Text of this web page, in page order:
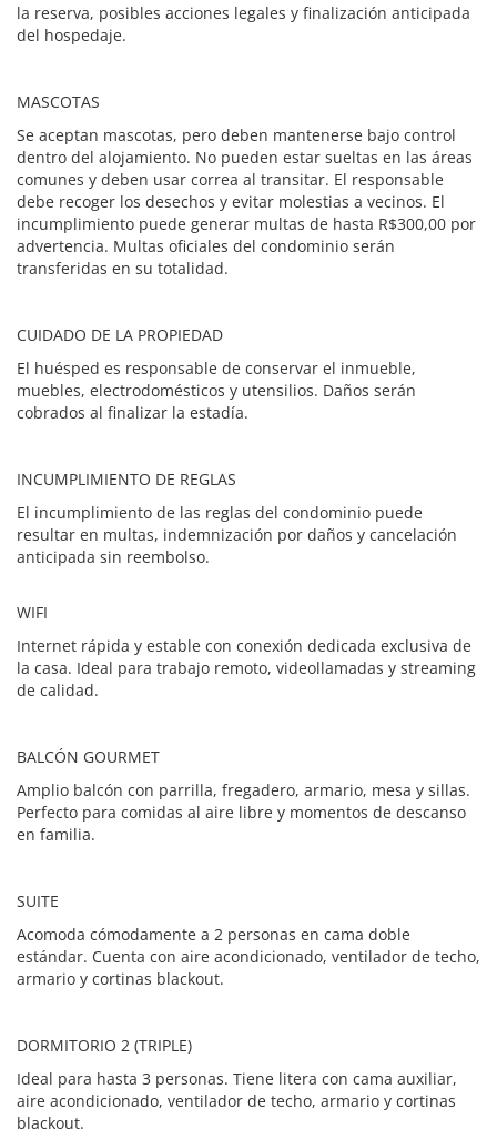
la reserva, posibles acciones legales y finalización anticipada
del hospedaje.
MASCOTAS
Se aceptan mascotas, pero deben mantenerse bajo control
dentro del alojamiento. No pueden estar sueltas en las áreas
comunes y deben usar correa al transitar. El responsable
debe recoger los desechos y evitar molestias a vecinos. El
incumplimiento puede generar multas de hasta R$300,00 por
advertencia. Multas oficiales del condominio serán
transferidas en su totalidad.
CUIDADO DE LA PROPIEDAD
El huésped es responsable de conservar el inmueble,
muebles, electrodomésticos y utensilios. Daños serán
cobrados al finalizar la estadía.
INCUMPLIMIENTO DE REGLAS
El incumplimiento de las reglas del condominio puede
resultar en multas, indemnización por daños y cancelación
anticipada sin reembolso.
WIFI
Internet rápida y estable con conexión dedicada exclusiva de
la casa. Ideal para trabajo remoto, videollamadas y streaming
de calidad.
BALCÓN GOURMET
Amplio balcón con parrilla, fregadero, armario, mesa y sillas.
Perfecto para comidas al aire libre y momentos de descanso
en familia.
SUITE
Acomoda cómodamente a 2 personas en cama doble
estándar. Cuenta con aire acondicionado, ventilador de techo,
armario y cortinas blackout.
DORMITORIO 2 (TRIPLE)
Ideal para hasta 3 personas. Tiene litera con cama auxiliar,
aire acondicionado, ventilador de techo, armario y cortinas
blackout.